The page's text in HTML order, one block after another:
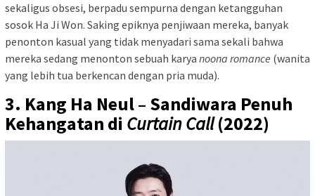
sekaligus obsesi, berpadu sempurna dengan ketangguhan
sosok Ha Ji Won. Saking epiknya penjiwaan mereka, banyak
penonton kasual yang tidak menyadari sama sekali bahwa
mereka sedang menonton sebuah karya noona romance (wanita
yang lebih tua berkencan dengan pria muda).
3. Kang Ha Neul – Sandiwara Penuh
Kehangatan di Curtain Call(2022)